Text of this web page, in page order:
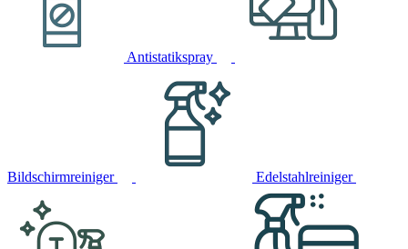
Antistatikspray
Bildschirmreiniger Edelstahlreiniger